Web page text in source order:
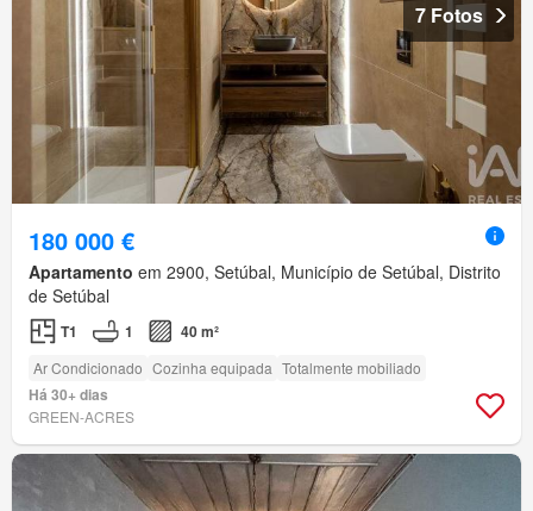
7 Fotos
180 000 €
Apartamento em 2900, Setúbal, Município de Setúbal, Distrito
de Setúbal
T1 1 40 m²
Ar Condicionado Cozinha equipada Totalmente mobiliado
Há 30+ dias
GREEN-ACRES